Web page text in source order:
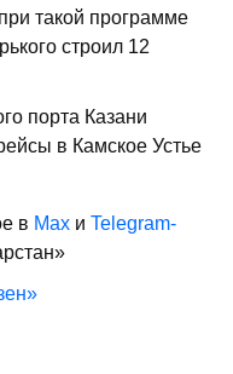
такой программе
строил 12
порта Казани
в Камское Устье
в Max и Telegram-